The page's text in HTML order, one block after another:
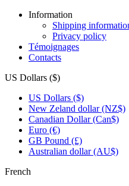
Information
Shipping
Privacy policy
Témoignages
Contacts
US Dollars ($)
US Dollars ($)
New Zeland dollar (NZ$)
Canadian Dollar (Can$)
Euro (€)
GB Pound (£)
Australian dollar (AU$)
French